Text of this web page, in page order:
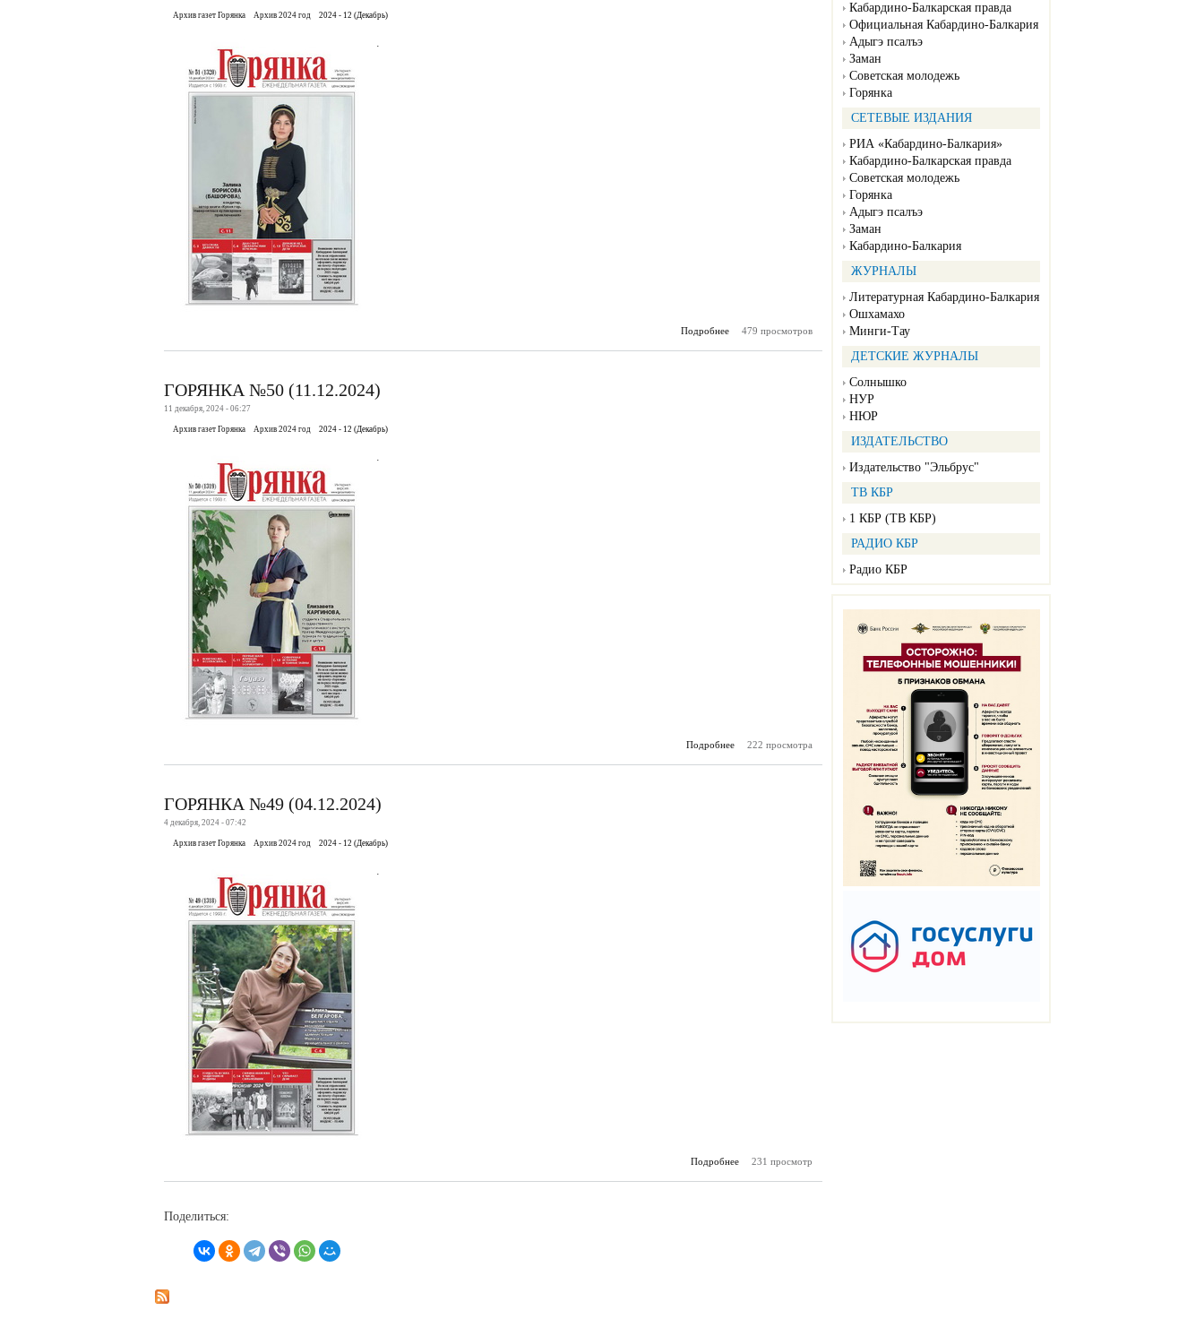
Кабардино-Балкарская правда
Официальная Кабардино-Балкария
Адыгэ псалъэ
Заман
Советская молодежь
Горянка
СЕТЕВЫЕ ИЗДАНИЯ
РИА «Кабардино-Балкария»
Кабардино-Балкарская правда
Советская молодежь
Горянка
Адыгэ псалъэ
Заман
Кабардино-Балкария
ЖУРНАЛЫ
Литературная Кабардино-Балкария
Ошхамахо
Минги-Тау
ДЕТСКИЕ ЖУРНАЛЫ
Солнышко
НУР
НЮР
ИЗДАТЕЛЬСТВО
Издательство "Эльбрус"
ТВ КБР
1 КБР (ТВ КБР)
РАДИО КБР
Радио КБР
Архив газет Горянка Архив 2024 год 2024 - 12 (Декабрь)
Подробнее
о Горянка №51
479 просмотров
ГОРЯНКА №50 (11.12.2024)
11 декабря, 2024 - 06:27
Архив газет Горянка Архив 2024 год 2024 - 12 (Декабрь)
Подробнее
о Горянка №50
222 просмотра
ГОРЯНКА №49 (04.12.2024)
4 декабря, 2024 - 07:42
Архив газет Горянка Архив 2024 год 2024 - 12 (Декабрь)
.
Подробнее
о Горянка №49
231 просмотр
Поделиться: